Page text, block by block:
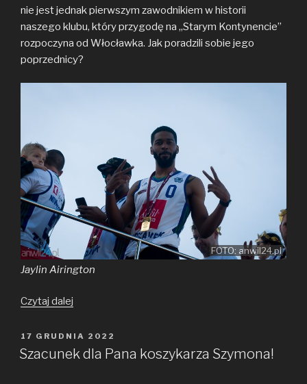
nie jest jednak pierwszym zawodnikiem w historii
naszego klubu, który przygodę na „Starym Kontynencie”
rozpoczyna od Włocławka. Jak poradzili sobie jego
poprzednicy?
FOTO: anwil24.pl
Jaylin Airington
Czytaj dalej
OPUBLIKOWANE
W
17 GRUDNIA 2022
Szacunek dla Pana koszykarza Szymona!